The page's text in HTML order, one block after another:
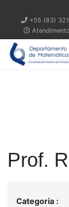
+55 (83)
Prof.
Categoria :